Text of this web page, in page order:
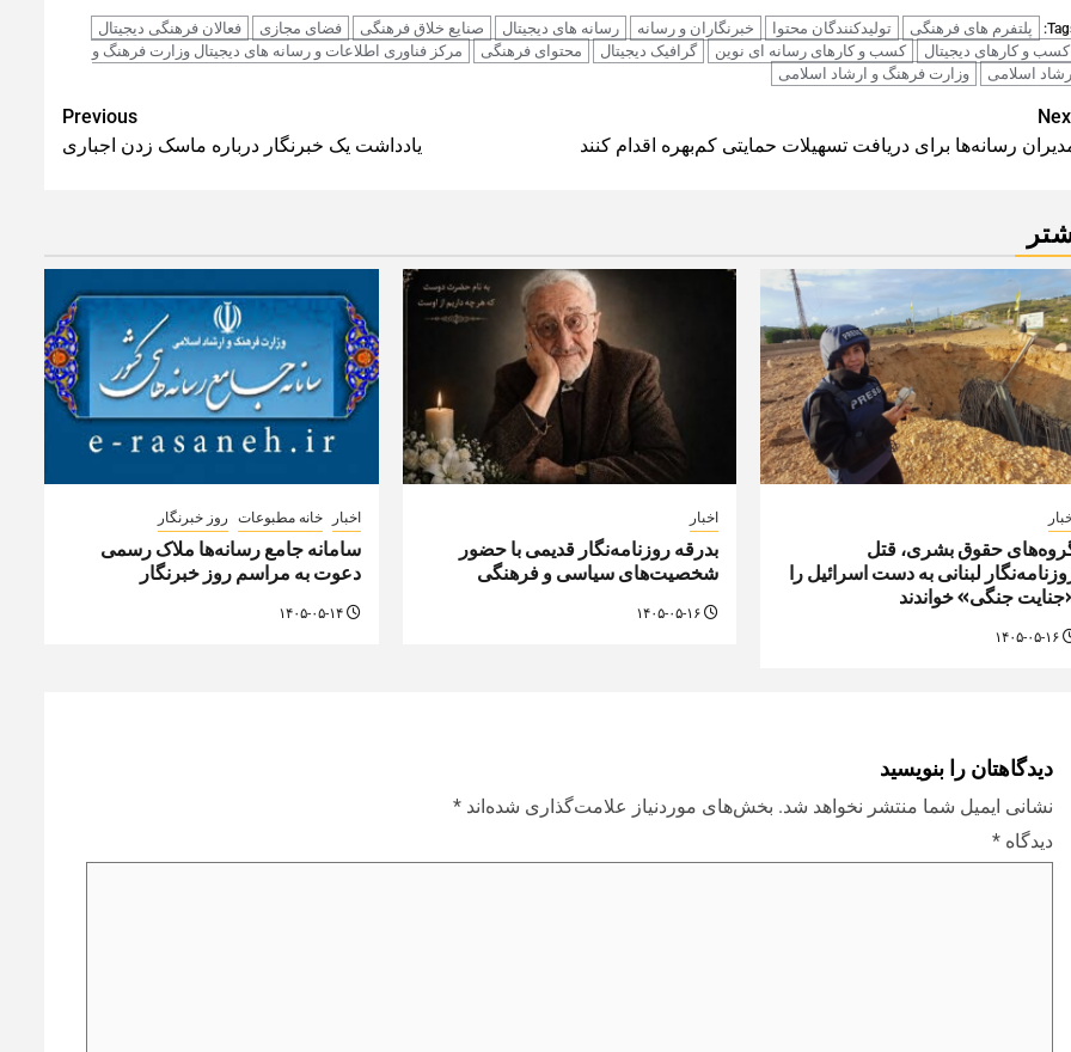
پلتفرم های فرهنگی تولیدکنندگان محتوا خبرنگاران و رسانه رسانه های دیجیتال صنایع خلاق فرهنگی فضای مجازی
فعالان فرهنگی دیجیتال
کسب و کارهای دیجیتال
کسب و کارهای رسانه ای نوین گرافیک دیجیتال محتوای فرهنگی
مرکز فناوری اطلاعات و رسانه های دیجیتال وزارت فرهنگ و
ارشاد اسلامی
وزارت فرهنگ و ارشاد اسلامی
Previous
یادداشت یک خبرنگار درباره ماسک زدن اجباری
رسانه‌ها برای دریافت تسهیلات حمایتی کم‌بهره اقدام کنند
حقوق بشری، قتل
لبنانی به دست اسرائیل را
جنگی» خواندند
اخبار
بدرقه روزنامه‌نگار قدیمی با حضور
شخصیت‌های سیاسی و فرهنگی
۱۴۰۵-۰۵-۱۶
اخبار خانه مطبوعات روز خبرنگار
سامانه جامع رسانه‌ها ملاک رسمی
دعوت به مراسم روز خبرنگار
۱۴۰۵-۰۵-۱۴
دیدگاهتان را بنویسید
نشانی ایمیل شما منتشر نخواهد شد. بخش‌های موردنیاز علامت‌گذاری شده‌اند *
دیدگاه *